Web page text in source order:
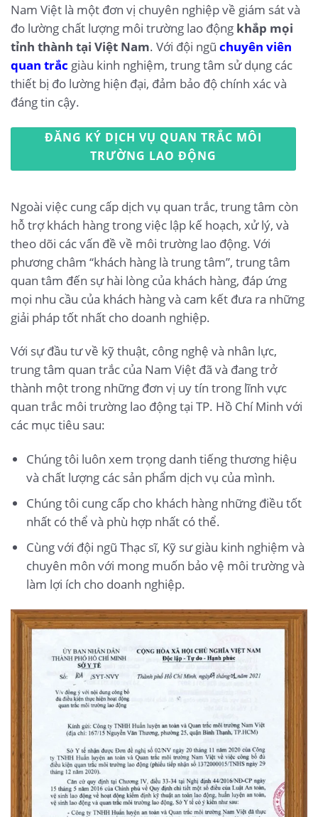
Nam Việt là một đơn vị chuyên nghiệp về giám sát và
đo lường chất lượng môi trường lao động khắp mọi
tỉnh thành tại Việt Nam. Với đội ngũ chuyên viên
quan trắc giàu kinh nghiệm, trung tâm sử dụng các
thiết bị đo lường hiện đại, đảm bảo độ chính xác và
đáng tin cậy.
ĐĂNG KÝ DỊCH VỤ QUAN TRẮC MÔI
TRƯỜNG LAO ĐỘNG
Ngoài việc cung cấp dịch vụ quan trắc, trung tâm còn
hỗ trợ khách hàng trong việc lập kế hoạch, xử lý, và
theo dõi các vấn đề về môi trường lao động. Với
phương châm “khách hàng là trung tâm”, trung tâm
quan tâm đến sự hài lòng của khách hàng, đáp ứng
mọi nhu cầu của khách hàng và cam kết đưa ra những
giải pháp tốt nhất cho doanh nghiệp.
Với sự đầu tư về kỹ thuật, công nghệ và nhân lực,
trung tâm quan trắc của Nam Việt đã và đang trở
thành một trong những đơn vị uy tín trong lĩnh vực
quan trắc môi trường lao động tại TP. Hồ Chí Minh với
các mục tiêu sau:
Chúng tôi luôn xem trọng danh tiếng thương hiệu
và chất lượng các sản phẩm dịch vụ của mình.
Chúng tôi cung cấp cho khách hàng những điều tốt
nhất có thể và phù hợp nhất có thể.
Cùng với đội ngũ Thạc sĩ, Kỹ sư giàu kinh nghiệm và
chuyên môn với mong muốn bảo vệ môi trường và
làm lợi ích cho doanh nghiệp.